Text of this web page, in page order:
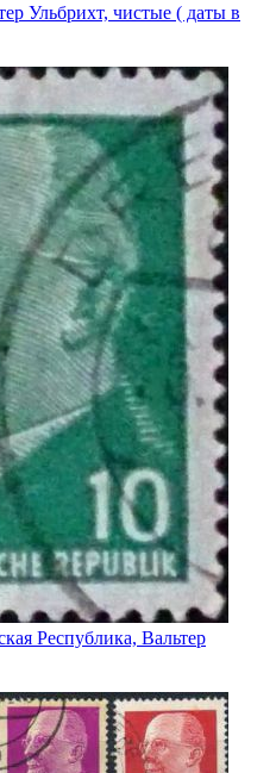
Ульбрихт, чистые ( даты в
Республика, Вальтер